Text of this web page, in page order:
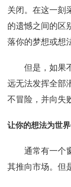
关闭。在这一刻
的遗憾之间的区
落你的梦想或想
但是，如果
远无法发挥全部
不冒险，并向失
让你的想法为世界
通常有一个
其推向市场。但